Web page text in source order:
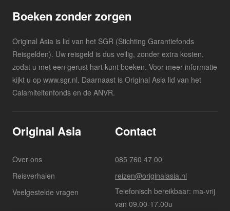
Boeken zonder zorgen
Original Asia is lid van het SGR (Stichting Garantiefonds
Reisgelden). Uw reisgeld is dus veilig, zonder extra kosten,
zodat u met een gerust hart kunt boeken. Voor meer informatie
kijkt u op www.sgr.nl. Daarnaast is Original Asia lid van het
Calamiteitenfonds en de ANVR.
Original Asia
Over ons
Reisverhalen
Veelgestelde vragen
Contact
085 760 47 00
reizen@originalasia.nl
Telefonisch bereikbaar: ma-vrij
van 09.00-17.00u